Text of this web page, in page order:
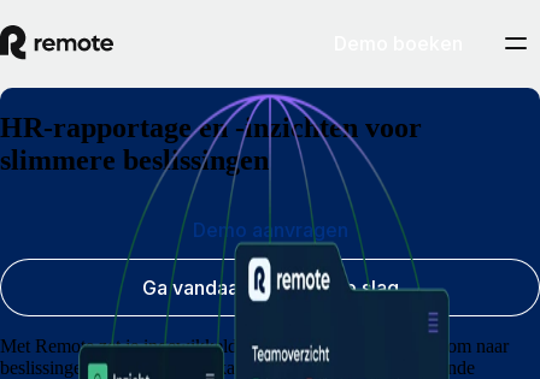
HR-rapportage en -inzichten voor
slimmere beslissingen
Met Remote zet je ingewikkelde HR- en payroll-gegevens om naar
beslissingen waarop je team kan vertrouwen. Geen vervelende
Demo aanvragen
Ga vandaag nog aan de slag